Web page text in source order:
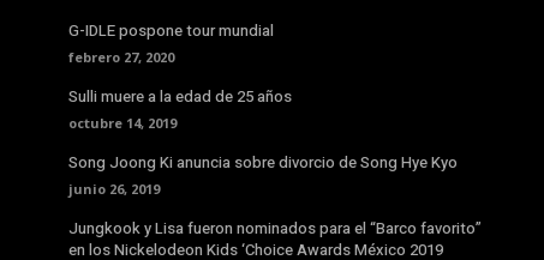
G-IDLE pospone tour mundial
febrero 27, 2020
Sulli muere a la edad de 25 años
octubre 14, 2019
Song Joong Ki anuncia sobre divorcio de Song Hye Kyo
junio 26, 2019
Jungkook y Lisa fueron nominados para el “Barco favorito”
en los Nickelodeon Kids ‘Choice Awards México 2019